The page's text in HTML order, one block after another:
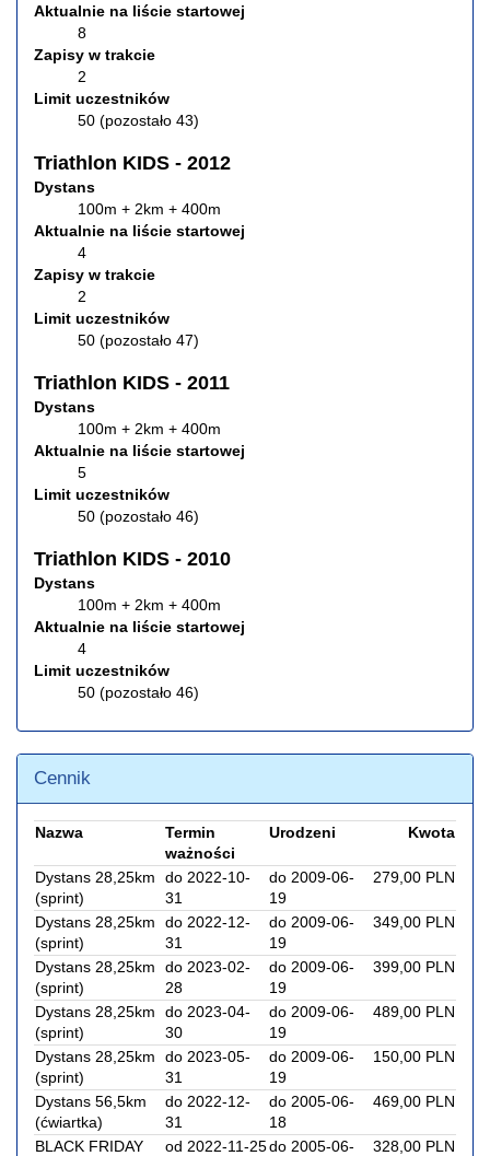
Aktualnie na liście startowej
8
Zapisy w trakcie
2
Limit uczestników
50 (pozostało 43)
Triathlon KIDS - 2012
Dystans
100m + 2km + 400m
Aktualnie na liście startowej
4
Zapisy w trakcie
2
Limit uczestników
50 (pozostało 47)
Triathlon KIDS - 2011
Dystans
100m + 2km + 400m
Aktualnie na liście startowej
5
Limit uczestników
50 (pozostało 46)
Triathlon KIDS - 2010
Dystans
100m + 2km + 400m
Aktualnie na liście startowej
4
Limit uczestników
50 (pozostało 46)
Cennik
Nazwa
Termin
ważności
Urodzeni Kwota
Dystans 28,25km
(sprint)
do 2022-10-
31
do 2009-06-
19
279,00 PLN
Dystans 28,25km
(sprint)
do 2022-12-
31
do 2009-06-
19
349,00 PLN
Dystans 28,25km
(sprint)
do 2023-02-
28
do 2009-06-
19
399,00 PLN
Dystans 28,25km
(sprint)
do 2023-04-
30
do 2009-06-
19
489,00 PLN
Dystans 28,25km
(sprint)
do 2023-05-
31
do 2009-06-
19
150,00 PLN
Dystans 56,5km
(ćwiartka)
do 2022-12-
31
do 2005-06-
18
469,00 PLN
BLACK FRIDAY
od 2022-11-25do 2005-06-
328,00 PLN